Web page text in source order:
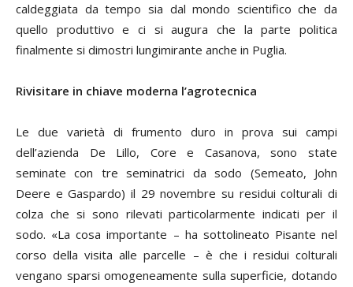
caldeggiata da tempo sia dal mondo scientifico che da
quello produttivo e ci si augura che la parte politica
finalmente si dimostri lungimirante anche in Puglia.
Rivisitare in chiave moderna l’agrotecnica
Le due varietà di frumento duro in prova sui campi
dell’azienda De Lillo, Core e Casanova, sono state
seminate con tre seminatrici da sodo (Semeato, John
Deere e Gaspardo) il 29 novembre su residui colturali di
colza che si sono rilevati particolarmente indicati per il
sodo. «La cosa importante – ha sottolineato Pisante nel
corso della visita alle parcelle – è che i residui colturali
vengano sparsi omogeneamente sulla superficie, dotando